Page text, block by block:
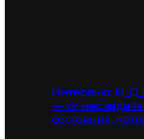
Интервью:
— «У нас
состояния,